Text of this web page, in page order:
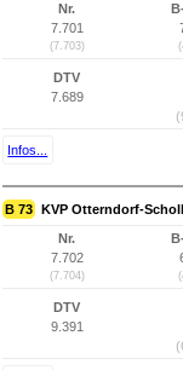
Nr.
7.701
(7.703)
DTV
7.689
Infos...
B 73 KVP Otterndorf-
Nr.
7.702
(7.704)
DTV
9.391